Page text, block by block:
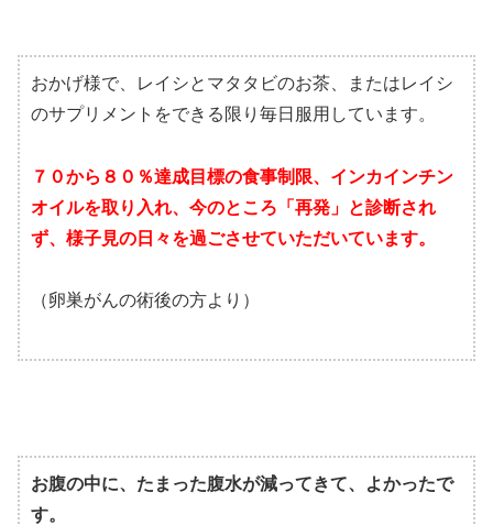
おかげ様で、レイシとマタタビのお茶、またはレイシ
のサプリメントをできる限り毎日服用しています。
７０から８０％達成目標の食事制限、インカインチン
オイルを取り入れ、今のところ「再発」と診断され
ず、様子見の日々を過ごさせていただいています。
（卵巣がんの術後の方より）
お腹の中に、たまった腹水が減ってきて、よかったで
す。